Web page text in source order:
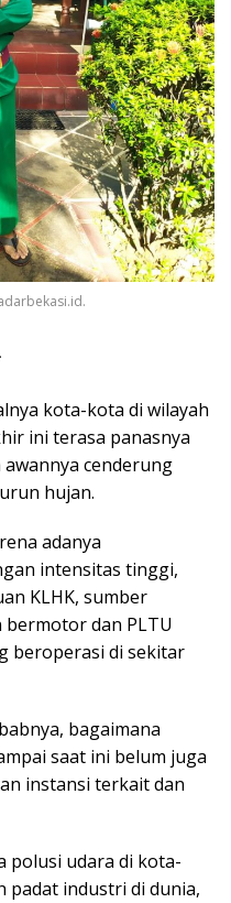
kota-kota di wilayah
ini terasa panasnya
cenderung
hujan.
adanya
intensitas tinggi,
KLHK, sumber
dan PLTU
beroperasi di sekitar
bagaimana
saat ini belum juga
instansi terkait dan
polusi udara di kota-
padat industri di dunia,